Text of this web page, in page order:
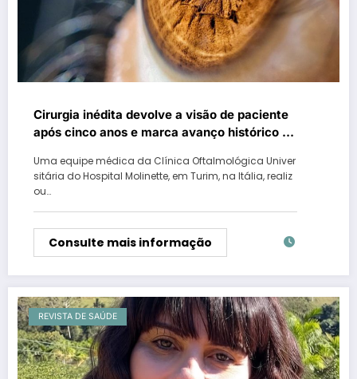
Cirurgia inédita devolve a visão de paciente
após cinco anos e marca avanço histórico da
Uma equipe médica da Clínica Oftalmológica Univer
sitária do Hospital Molinette, em Turim, na Itália, realiz
ou…
Consulte mais informação
REVISTA DE SAÚDE